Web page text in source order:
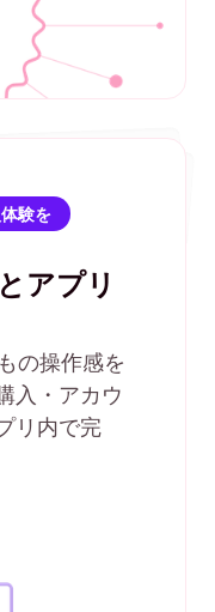
験を
アプリ
の操作感を
入・アカウ
リ内で完